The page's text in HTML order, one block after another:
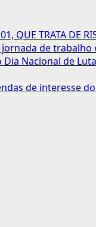
QUE TRATA DE
de
Nacional de Luta
de interesse